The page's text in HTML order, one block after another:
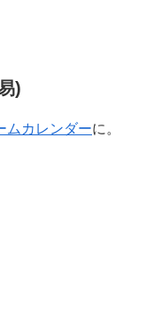
)
ムカレンダーに。